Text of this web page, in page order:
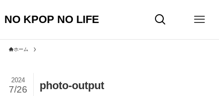
NO KPOP NO LIFE
ホーム
photo-output
2024
7/26